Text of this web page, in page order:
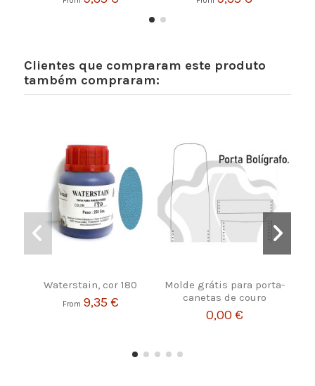
Clientes que compraram este produto
também compraram:
Waterstain, cor 180
From 9,35 €
Molde grátis para porta-
canetas de couro
0,00 €